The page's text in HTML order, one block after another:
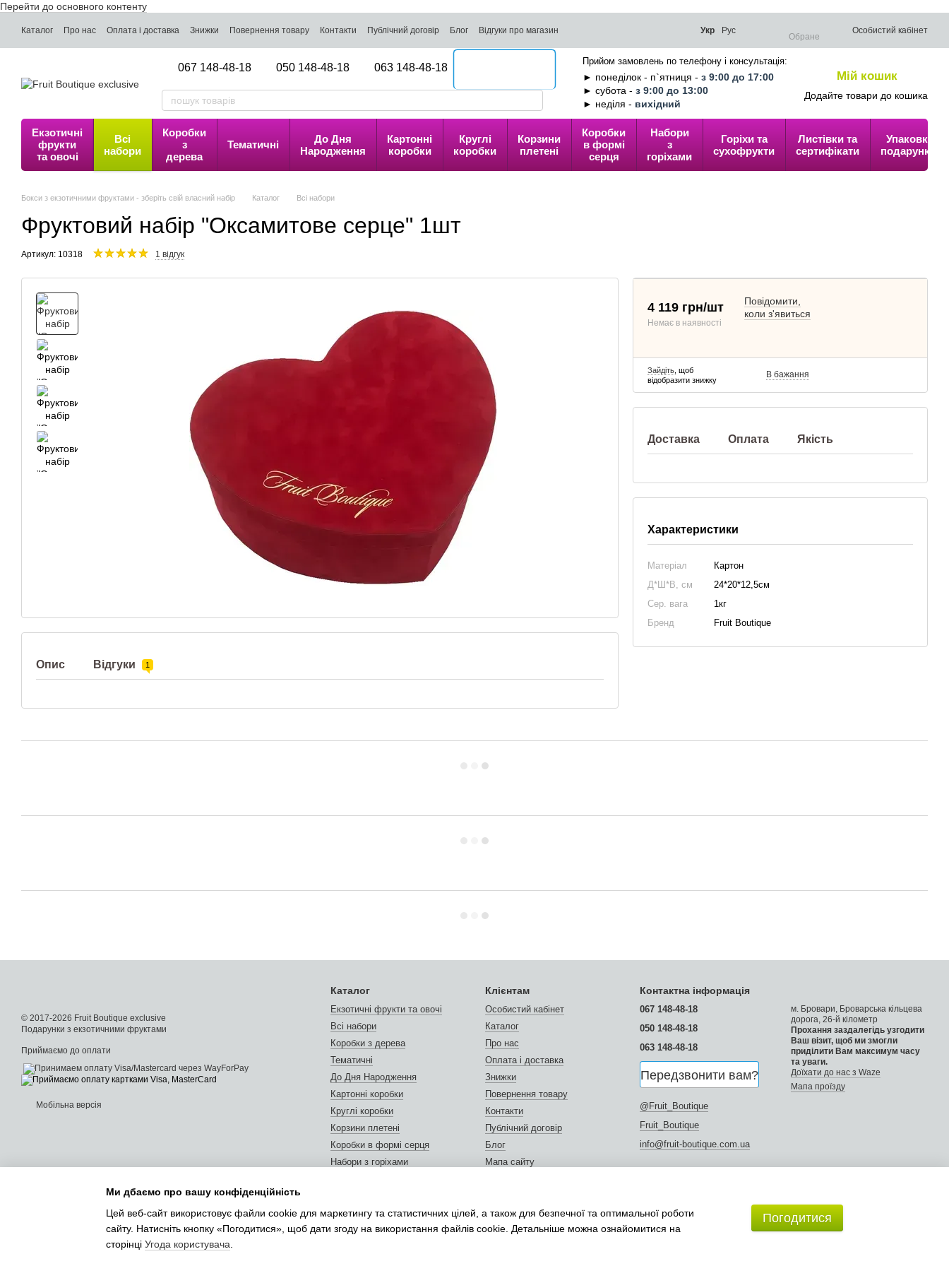
Перейти до основного контенту
Каталог Про нас Оплата і доставка Знижки Повернення товару Контакти Публічний договір Блог Відгуки про магазин Укр Рус
Обране
Особистий кабінет
067 148-48-18 050 148-48-18 063 148-48-18
Прийом замовлень по телефону і консультація:
► понеділок - п`ятниця - з 9:00 до 17:00
► субота - з 9:00 до 13:00
► неділя - вихідний
Мій кошик
Додайте товари до кошика
Екзотичні
фрукти
та овочі
Всі
набори
Коробки
з
дерева
Тематичні
До Дня
Народження
Картонні
коробки
Круглі
коробки
Корзини
плетені
Коробки
в формі
серця
Набори
з
горіхами
Горіхи та
сухофрукти
Листівки та
сертифікати
Упаковка
подарунків
Бокси з екзотичними фруктами - зберіть свій власний набір Каталог Всі набори
Фруктовий набір "Оксамитове серце" 1шт
Артикул: 10318 1 відгук
Опис Відгуки 1
4 119 грн/шт
Немає в наявності
Повідомити,
коли з'явиться
Зайдіть , щоб
відобразити знижку
В бажання
Доставка Оплата Якість
Характеристики
Матеріал
Картон
Д*Ш*В, см
24*20*12,5см
Сер. вага
1кг
Бренд
Fruit Boutique
© 2017-2026 Fruit Boutique exclusive
Подарунки з екзотичними фруктами
Приймаємо до оплати
Мобільна версія
Каталог
Екзотичні фрукти та овочі
Всі набори
Коробки з дерева
Тематичні
До Дня Народження
Картонні коробки
Круглі коробки
Корзини плетені
Коробки в формі серця
Набори з горіхами
Упаковка подарунків
Клієнтам
Особистий кабінет
Каталог
Про нас
Оплата і доставка
Знижки
Повернення товару
Контакти
Публічний договір
Блог
Мапа сайту
Ми в соцмережах
Контактна інформація
067 148-48-18
050 148-48-18
063 148-48-18
Передзвонити вам?
@Fruit_Boutique
Fruit_Boutique
info@fruit-boutique.com.ua
м. Бровари, Броварська кільцева
дорога, 26-й кілометр
Прохання заздалегідь узгодити
Ваш візит, щоб ми змогли
приділити Вам максимум часу
та уваги.
Доїхати до нас з Waze
Мапа проїзду
Ми дбаємо про вашу конфіденційність
Цей веб-сайт використовує файли cookie для маркетингу та статистичних цілей, а також для безпечної та оптимальної роботи
сайту. Натисніть кнопку «Погодитися», щоб дати згоду на використання файлів cookie. Детальніше можна ознайомитися на
сторінці Угода користувача
Погодитися